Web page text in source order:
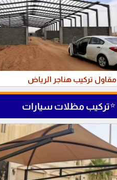
مقاول تركيب هناجر الرياض
⭐تركيب مظلات سيارات